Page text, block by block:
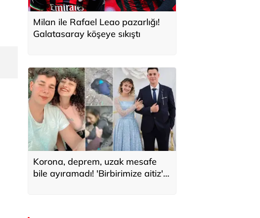
Milan ile Rafael Leao pazarlığı!
Galatasaray köşeye sıkıştı
Korona, deprem, uzak mesafe
bile ayıramadı! 'Birbirimize aitiz'